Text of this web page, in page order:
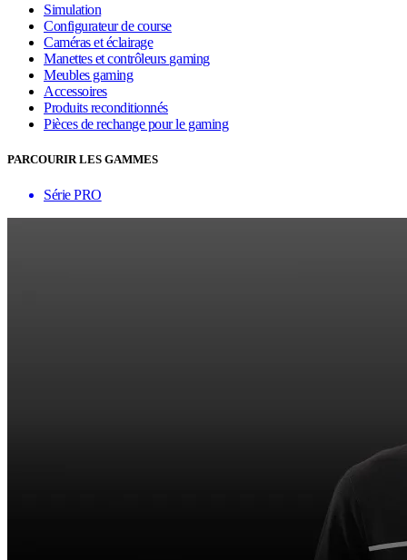
Simulation
Configurateur de course
Caméras et éclairage
Manettes et contrôleurs gaming
Meubles gaming
Accessoires
Produits reconditionnés
Pièces de rechange pour le gaming
PARCOURIR LES GAMMES
Série PRO